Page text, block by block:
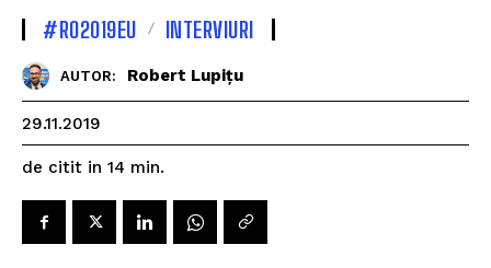
#RO2019EU INTERVIURI
AUTOR: Robert Lupițu
29.11.2019
de citit in 14 min.